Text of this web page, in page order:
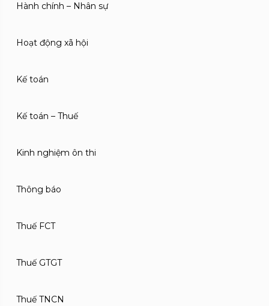
Hành chính – Nhân sự
Hoạt động xã hội
Kế toán
Kế toán – Thuế
Kinh nghiệm ôn thi
Thông báo
Thuế FCT
Thuế GTGT
Thuế TNCN